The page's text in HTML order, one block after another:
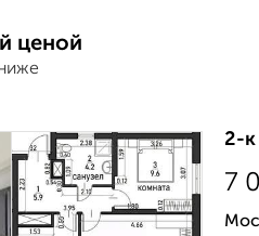
ценой
2-к
7